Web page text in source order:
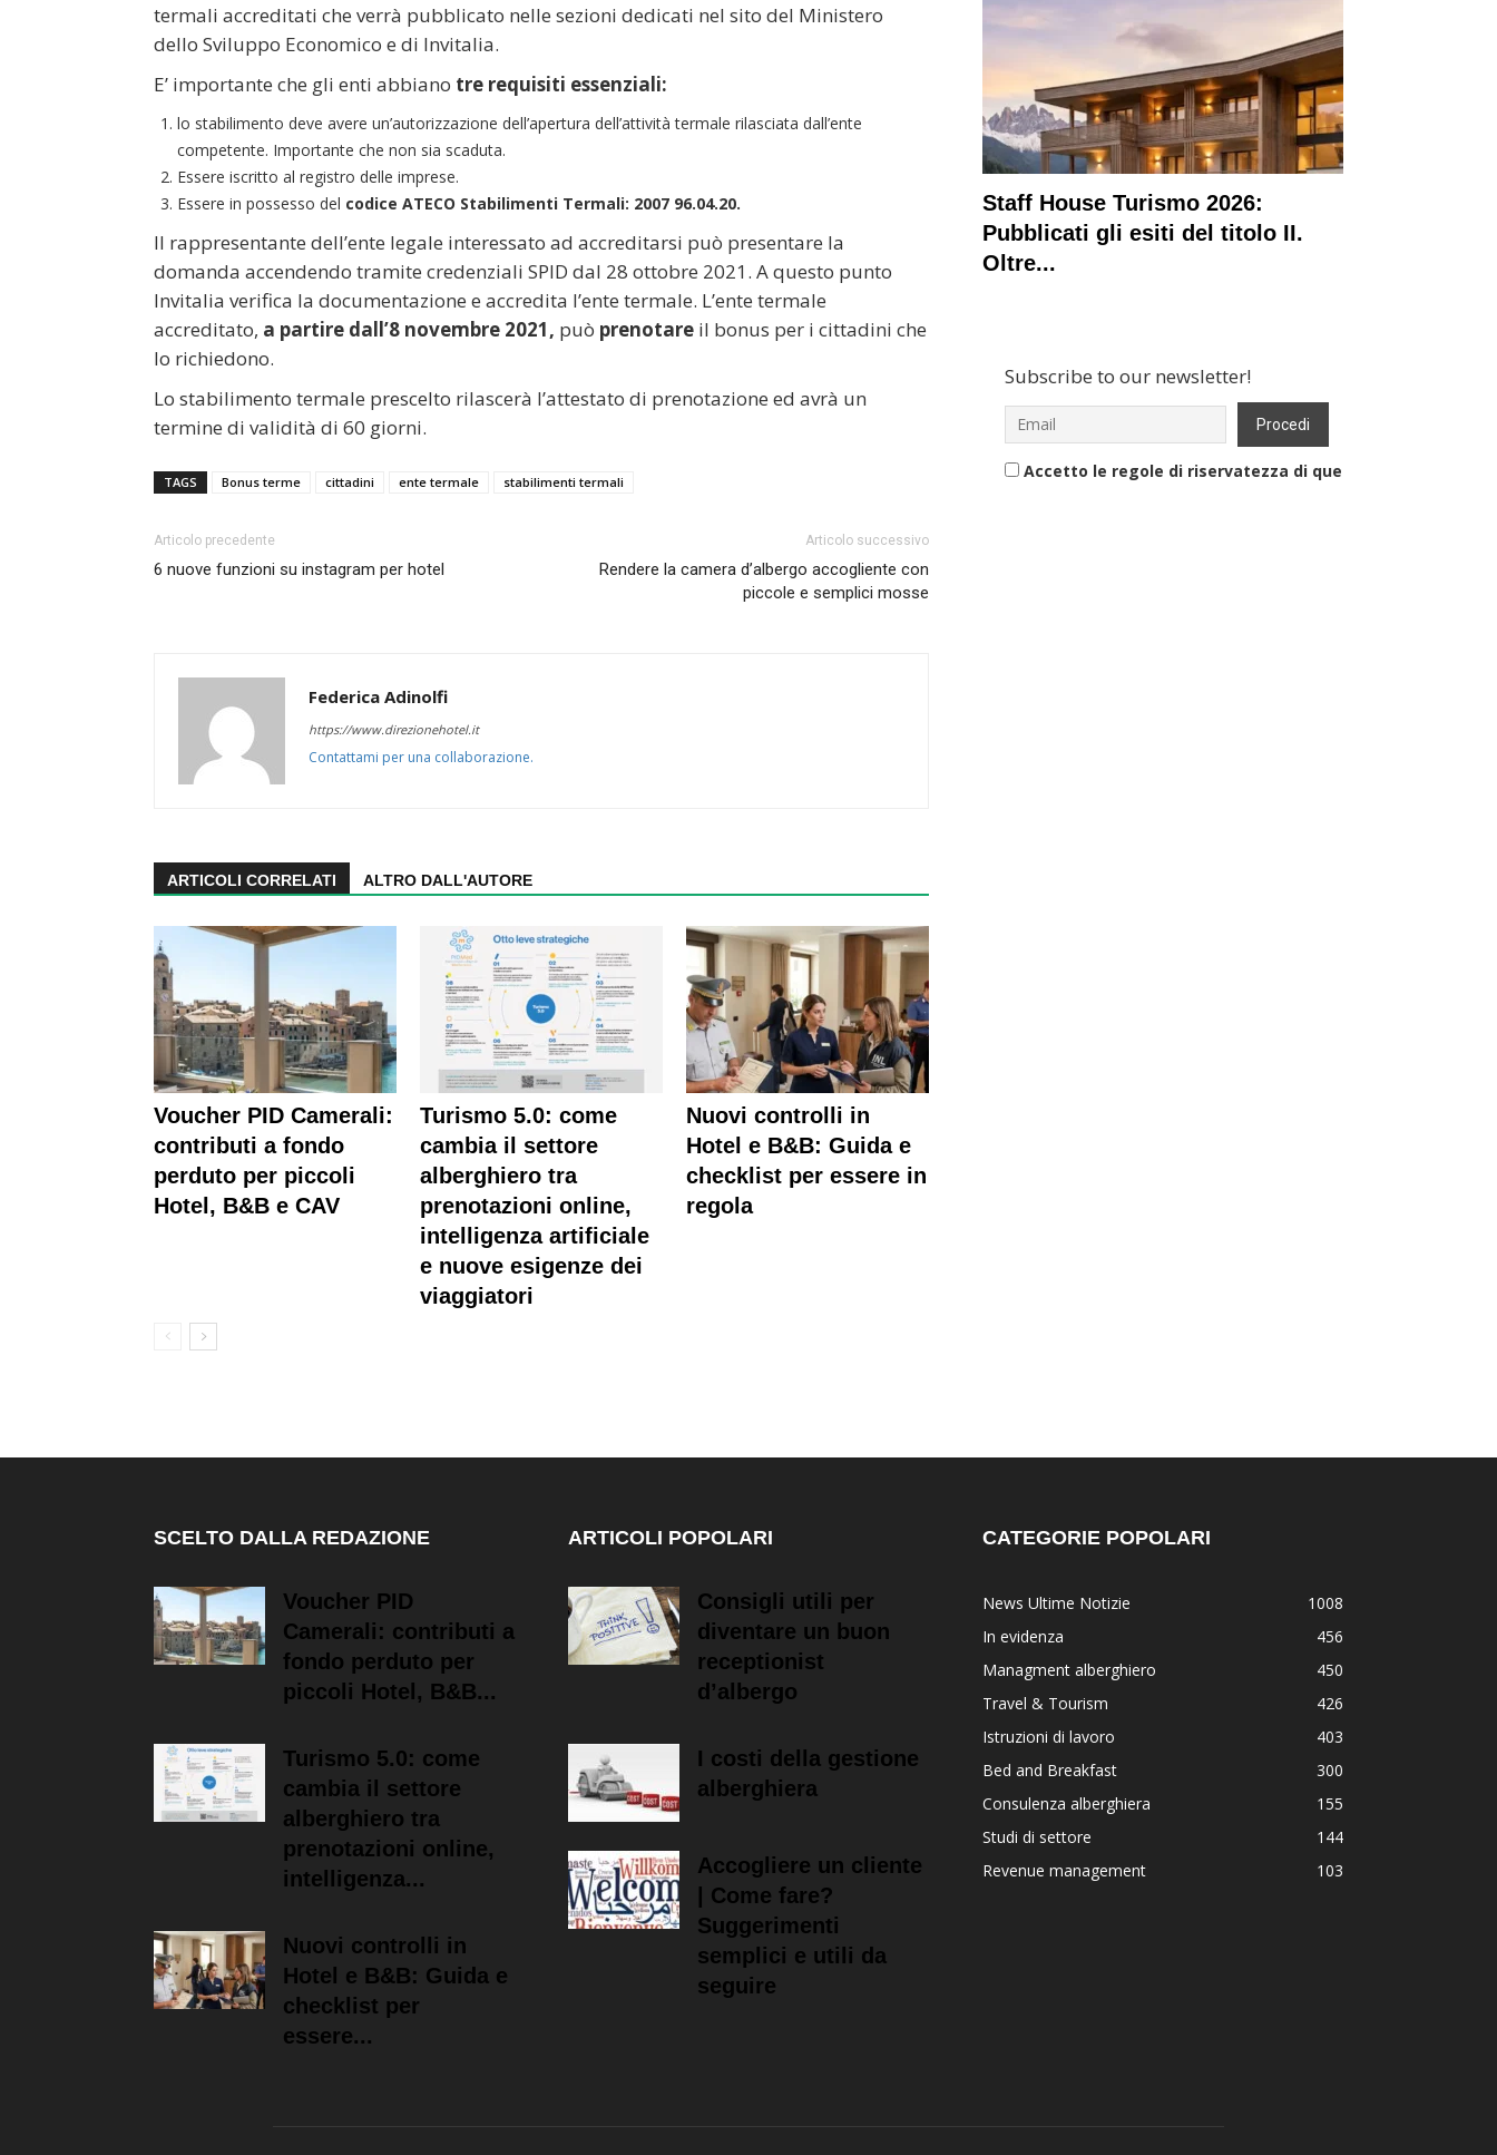
termali accreditati che verrà pubblicato nelle sezioni dedicati nel sito del Ministero
dello Sviluppo Economico e di Invitalia.
E’ importante che gli enti abbiano tre requisiti essenziali:
lo stabilimento deve avere un’autorizzazione dell’apertura dell’attività termale rilasciata dall’ente
competente. Importante che non sia scaduta.
Essere iscritto al registro delle imprese.
Essere in possesso del codice ATECO Stabilimenti Termali: 2007 96.04.20.
Il rappresentante dell’ente legale interessato ad accreditarsi può presentare la
domanda accendendo tramite credenziali SPID dal 28 ottobre 2021. A questo punto
Invitalia verifica la documentazione e accredita l’ente termale. L’ente termale
accreditato, a partire dall’8 novembre 2021, può prenotare il bonus per i cittadini che
lo richiedono.
Lo stabilimento termale prescelto rilascerà l’attestato di prenotazione ed avrà un
termine di validità di 60 giorni.
TAGS Bonus terme cittadini ente termale stabilimenti termali
Articolo precedente
6 nuove funzioni su instagram per hotel
Articolo successivo
Rendere la camera d’albergo accogliente con
piccole e semplici mosse
Federica Adinolfi
https://www.direzionehotel.it
Contattami per una collaborazione.
ARTICOLI CORRELATI ALTRO DALL'AUTORE
Voucher PID Camerali:
contributi a fondo
perduto per piccoli
Hotel, B&B e CAV
Turismo 5.0: come
cambia il settore
alberghiero tra
prenotazioni online,
intelligenza artificiale
e nuove esigenze dei
viaggiatori
Nuovi controlli in
Hotel e B&B: Guida e
checklist per essere in
regola
Staff House Turismo 2026:
Pubblicati gli esiti del titolo II.
Oltre...
Subscribe to our newsletter!
Accetto le regole di riservatezza di questo sito
SCELTO DALLA REDAZIONE
Voucher PID
Camerali: contributi a
fondo perduto per
piccoli Hotel, B&B...
Turismo 5.0: come
cambia il settore
alberghiero tra
prenotazioni online,
intelligenza...
Nuovi controlli in
Hotel e B&B: Guida e
checklist per
essere...
ARTICOLI POPOLARI
Consigli utili per
diventare un buon
receptionist
d’albergo
I costi della gestione
alberghiera
Accogliere un cliente
| Come fare?
Suggerimenti
semplici e utili da
seguire
CATEGORIE POPOLARI
News Ultime Notizie
1008
In evidenza
456
Managment alberghiero
450
Travel & Tourism
426
Istruzioni di lavoro
403
Bed and Breakfast
300
Consulenza alberghiera
155
Studi di settore
144
Revenue management
103